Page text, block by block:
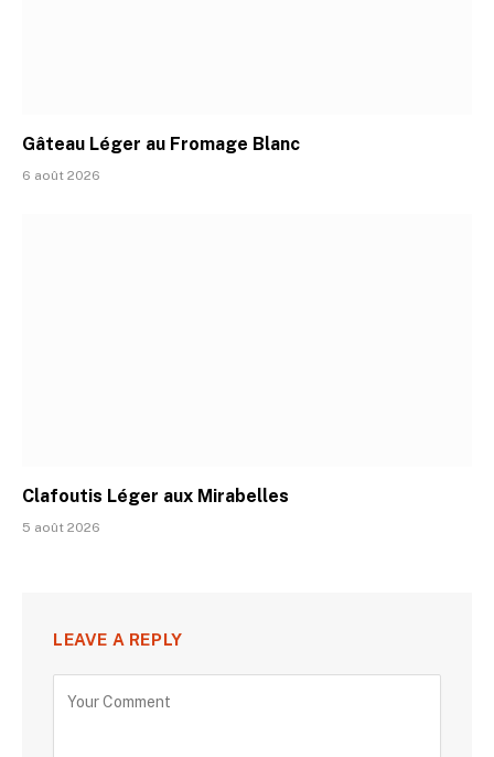
Gâteau Léger au Fromage Blanc
6 août 2026
Clafoutis Léger aux Mirabelles
5 août 2026
LEAVE A REPLY